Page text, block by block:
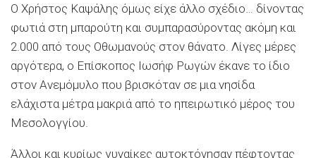
Ο Χρήστος Καψάλης όμως είχε άλλο σχέδιο… δίνοντας
φωτιά στη μπαρούτη και συμπαρασύροντας ακόμη και
2.000 από τους Οθωμανούς στον θάνατο. Λίγες μέρες
αργότερα, ο Επίσκοπος Ιωσήφ Ρωγών έκανε το ίδιο
στον Ανεμόμυλο που βρισκόταν σε μια νησίδα
ελάχιστα μέτρα μακριά από το ηπειρωτικό μέρος του
Μεσολογγίου.
Άλλοι και κυρίως γυναίκες αυτοκτόνησαν πέφτοντας